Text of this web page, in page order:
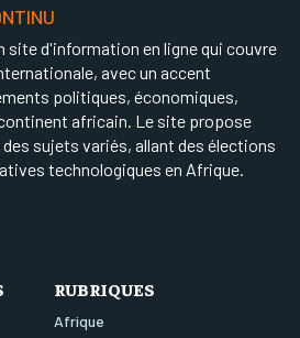
site d'information en ligne qui couvre
avec un accent
politiques, économiques,
africain. Le site propose
sujets variés, allant des élections
technologiques en Afrique.
RUBRIQUES
Afrique